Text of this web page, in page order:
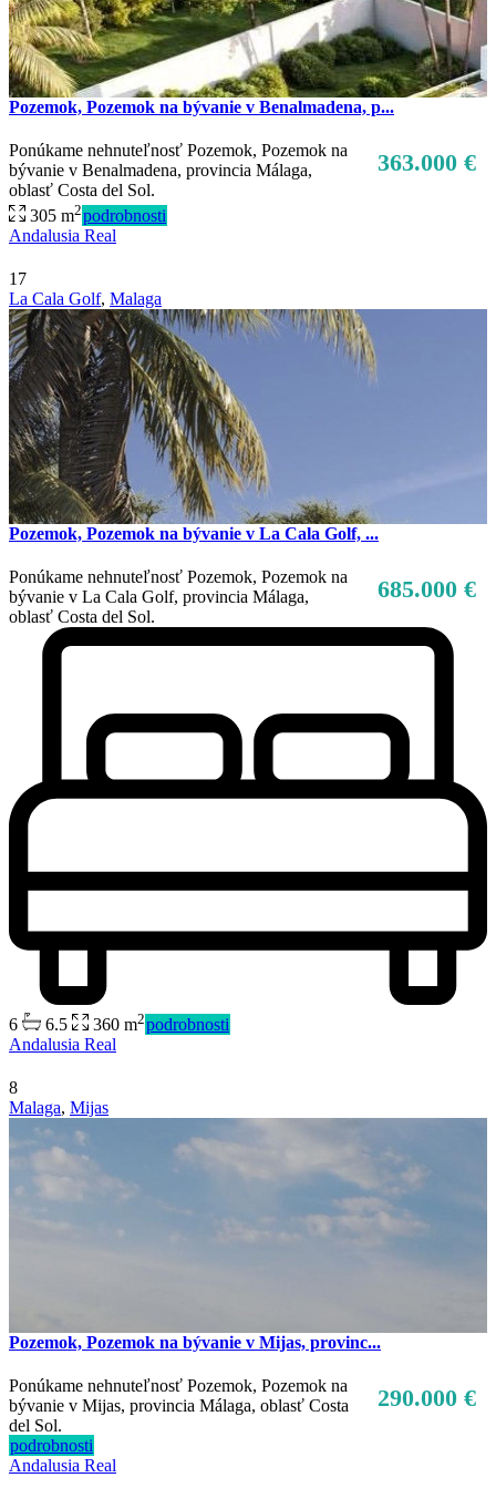
Pozemok, Pozemok na bývanie v Benalmadena, p...
363.000 €
Ponúkame nehnuteľnosť Pozemok, Pozemok na
bývanie v Benalmadena, provincia Málaga,
oblasť Costa del Sol.
305 m2podrobnosti
Andalusia Real
17
La Cala Golf, Malaga
Pozemok, Pozemok na bývanie v La Cala Golf, ...
685.000 €
Ponúkame nehnuteľnosť Pozemok, Pozemok na
bývanie v La Cala Golf, provincia Málaga,
oblasť Costa del Sol.
6 6.5 360 m2podrobnosti
Andalusia Real
8
Malaga, Mijas
Pozemok, Pozemok na bývanie v Mijas, provinc...
290.000 €
Ponúkame nehnuteľnosť Pozemok, Pozemok na
bývanie v Mijas, provincia Málaga, oblasť Costa
del Sol.
podrobnosti
Andalusia Real